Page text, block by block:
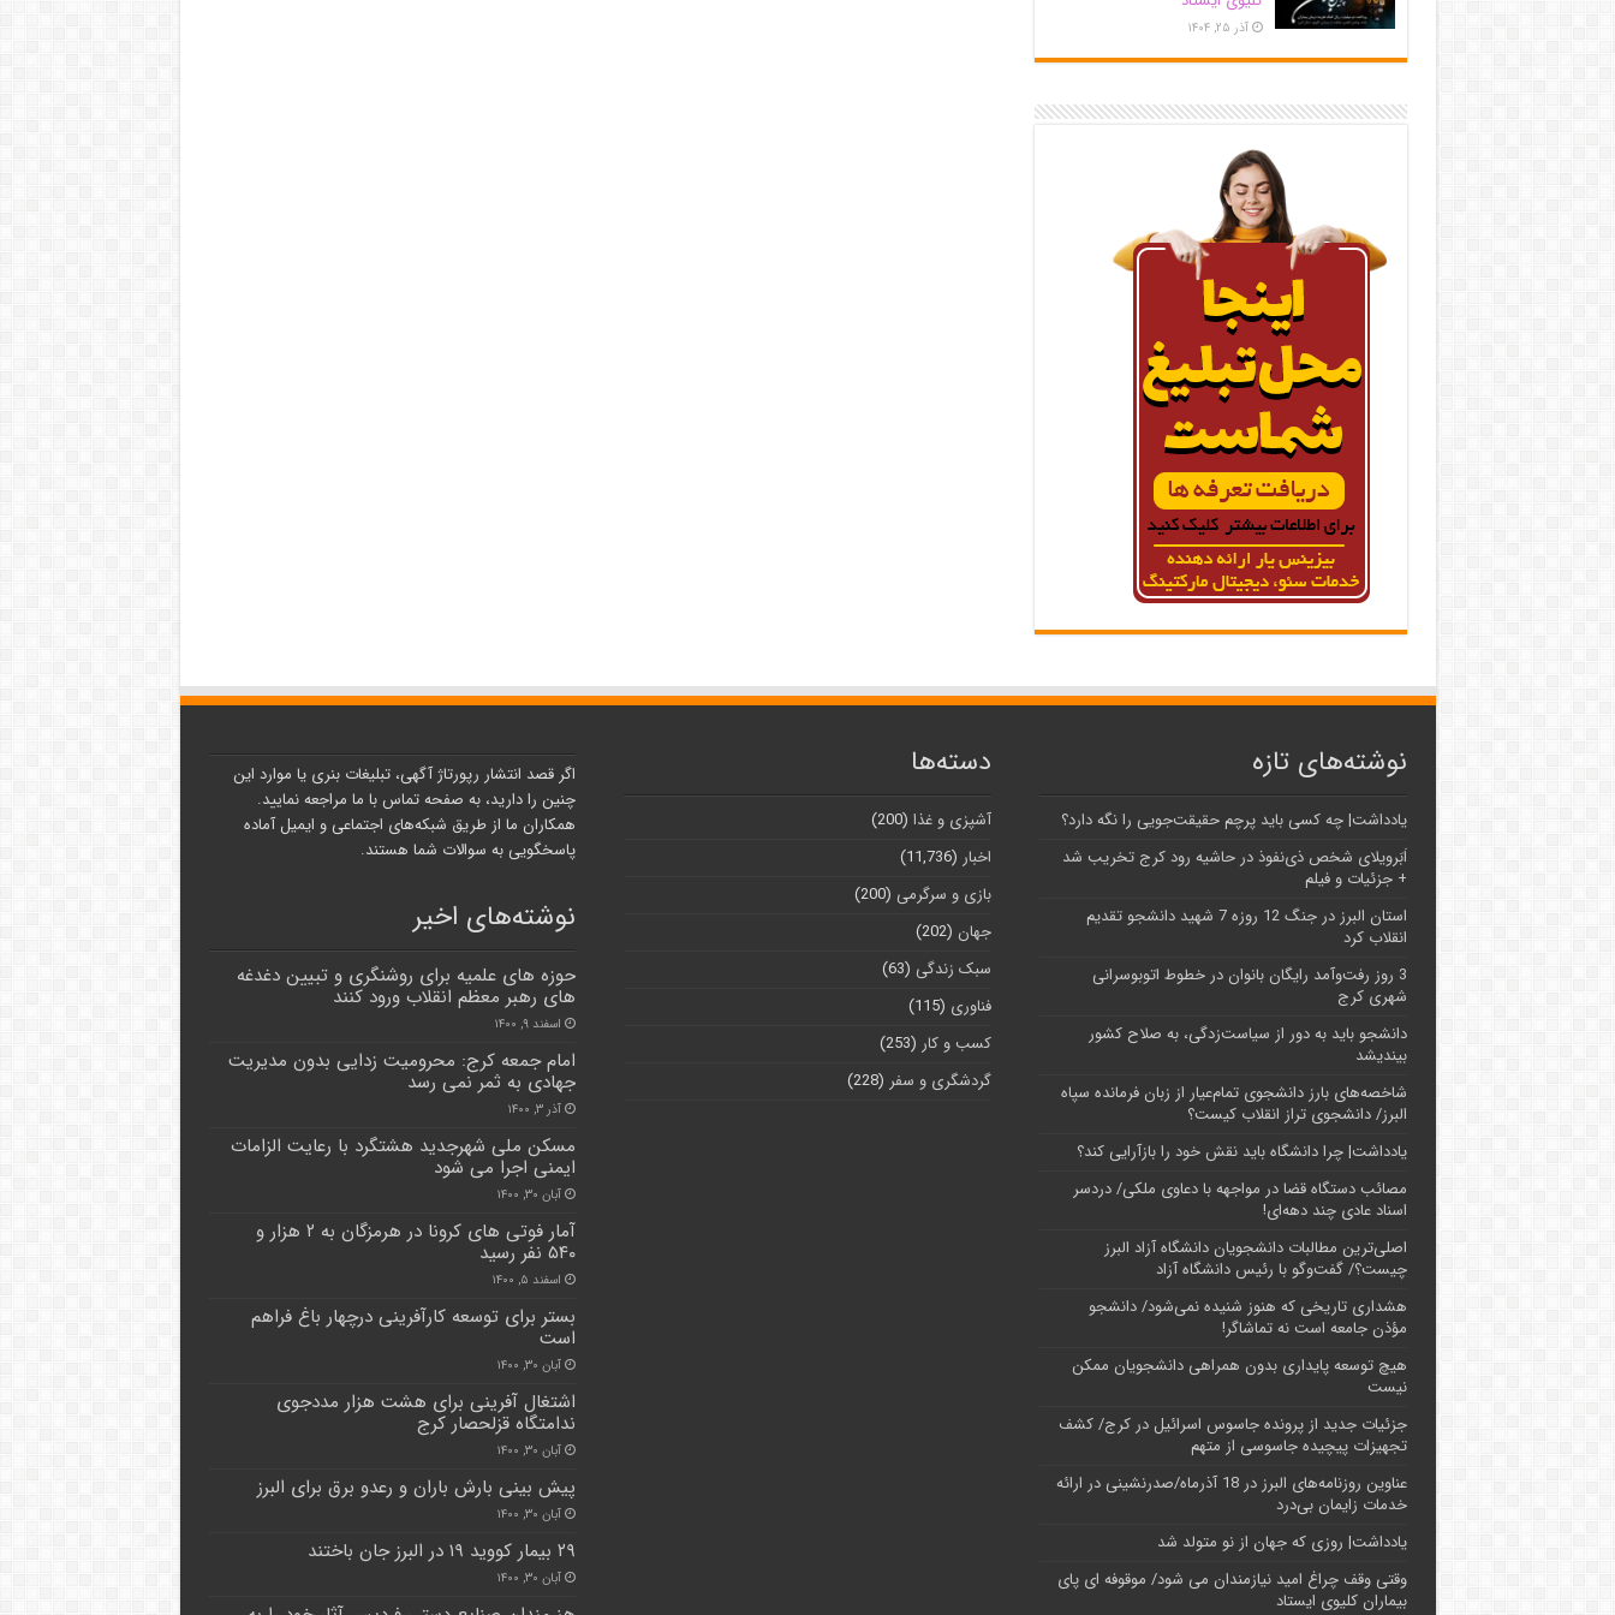
آذر ۲۵, ۱۴۰۴
نوشته‌های تازه
یادداشت| ‌چه کسی باید پرچم حقیقت‌جویی را نگه دارد؟
اَبَر‌ویلای شخص ذی‌نفوذ در حاشیه‌ رود کرج تخریب شد
+ جزئیات و فیلم
استان البرز در جنگ 12 روزه 7 شهید دانشجو تقدیم
انقلاب کرد
3 روز رفت‌وآمد رایگان بانوان در خطوط اتوبوسرانی
شهری کرج
دانشجو باید به دور از سیاست‌زدگی، به صلاح کشور
بیندیشد
شاخصه‌های بارز دانشجوی تمام‌عیار از زبان فرمانده سپاه
البرز/ دانشجوی تراز انقلاب کیست؟
یادداشت| چرا دانشگاه باید نقش خود را بازآرایی کند؟
مصائب دستگاه قضا در مواجهه با دعاوی ملکی/ دردسر
اسناد عادی چند‌ دهه‌ای!
اصلی‌ترین مطالبات دانشجویان دانشگاه آزاد البرز
چیست؟/ گفت‌وگو با رئیس دانشگاه آز‌اد
هشداری تاریخی که هنوز شنیده نمی‌شود/ دانشجو
مؤذن جامعه است نه تماشاگر!
هیچ توسعه پایداری بدون همراهی دانشجویان ممکن
نیست
جزئیات جدید از پرونده جاسوس اسرائیل در کرج/‌ کشف
تجهیزات پیچیده جاسوسی از متهم
عناوین روزنامه‌های البرز در ‌18 آذرماه/صدرنشینی در ارائه
خدمات زایمان بی‌درد
یادداشت| روزی که جهان از نو متولد شد
وقتی وقف چراغ امید نیازمندان می شود/ موقوفه ای پای
بیماران کلیوی ایستاد
دسته‌ها
آشپزی و غذا (200)
اخبار (11,736)
بازی و سرگرمی (200)
جهان (202)
سبک زندگی (63)
فناوری (115)
کسب و کار (253)
گردشگری و سفر (228)
اگر قصد انتشار رپورتاژ آگهی، تبلیغات بنری یا موارد این
چنین را دارید، به صفحه تماس با ما مراجعه نمایید.
همکاران ما از طریق شبکه‌های اجتماعی و ایمیل آماده
پاسخگویی به سوالات شما هستند.
نوشته‌های اخیر
حوزه های علمیه برای روشنگری و تبیین دغدغه
های رهبر معظم انقلاب ورود کنند
اسفند ۹, ۱۴۰۰
امام جمعه کرج: محرومیت زدایی بدون مدیریت
جهادی به ثمر نمی رسد
آذر ۳, ۱۴۰۰
مسکن ملی شهرجدید هشتگرد با رعایت الزامات
ایمنی اجرا می شود
آبان ۳۰, ۱۴۰۰
آمار فوتی های کرونا در هرمزگان به ۲ هزار و
۵۴۰ نفر رسید
اسفند ۵, ۱۴۰۰
بستر برای توسعه کارآفرینی درچهار باغ فراهم
است
آبان ۳۰, ۱۴۰۰
اشتغال آفرینی برای هشت هزار مددجوی
ندامتگاه قزلحصار کرج
آبان ۳۰, ۱۴۰۰
پیش بینی بارش باران و رعدو برق برای البرز
آبان ۳۰, ۱۴۰۰
۲۹ بیمار کووید ۱۹ در البرز جان باختند
آبان ۳۰, ۱۴۰۰